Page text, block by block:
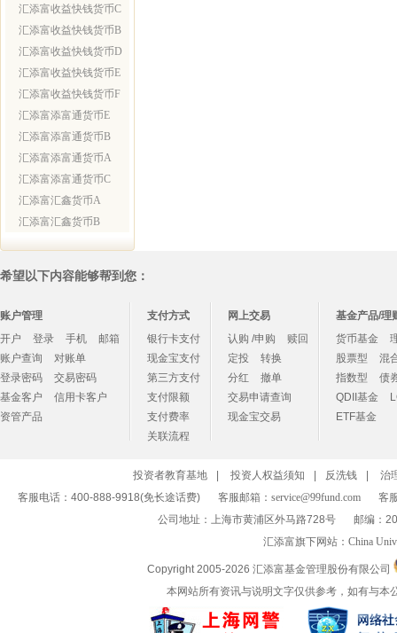
汇添富收益快钱货币C
汇添富收益快钱货币B
汇添富收益快钱货币D
汇添富收益快钱货币E
汇添富收益快钱货币F
汇添富添富通货币E
汇添富添富通货币B
汇添富添富通货币A
汇添富添富通货币C
汇添富汇鑫货币A
汇添富汇鑫货币B
希望以下内容能够帮到您：
账户管理
开户
登录 手机
邮箱
账户查询
对账单
登录密码
交易密码
基金客户
信用卡客户
资管产品
支付方式
银行卡支付
现金宝支付
第三方支付
支付限额
支付费率
关联流程
网上交易
认购 /申购
赎回
定投
转换
分红
撤单
交易申请查询
现金宝交易
基金产品/理
货币基金
股票型
混
指数型
债
QDII基金
ETF基金
投资者教育基地 投资人权益须知 反洗钱
治
客服电话：400-888-9918(免长途话费)
客服邮箱： service@99fund.com
客
公司地址：上海市黄浦区外马路728号
邮编：
汇添富旗下网站： China
Copyright 2005-2026 汇添富基金管理股份有限公司
本网站所有资讯与说明文字仅供参考，如有与本